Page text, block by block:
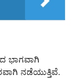
ಭಾಗವಾಗಿ
ನಡೆಯುತ್ತಿವೆ.